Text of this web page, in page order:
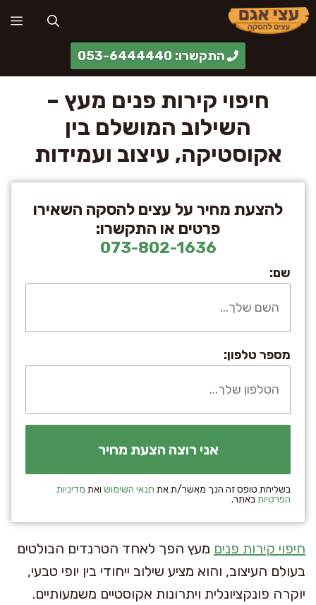
לדלג
לתוכן
התקשרו: 053-6444440
חיפוי קירות פנים מעץ –
השילוב המושלם בין
אקוסטיקה, עיצוב ועמידות
להצעת מחיר על עצים להסקה השאירו
פרטים או התקשרו:
073-802-1636
שם:
מספר טלפון:
בשליחת טופס זה הנך מאשר/ת את תנאי השימוש ואת מדיניות
הפרטיותבאתר.
חיפוי קירות פנים מעץ הפך לאחד הטרנדים הבולטים
בעולם העיצוב, והוא מציע שילוב ייחודי בין יופי טבעי,
יוקרה פונקציונלית ויתרונות אקוסטיים משמעותיים.